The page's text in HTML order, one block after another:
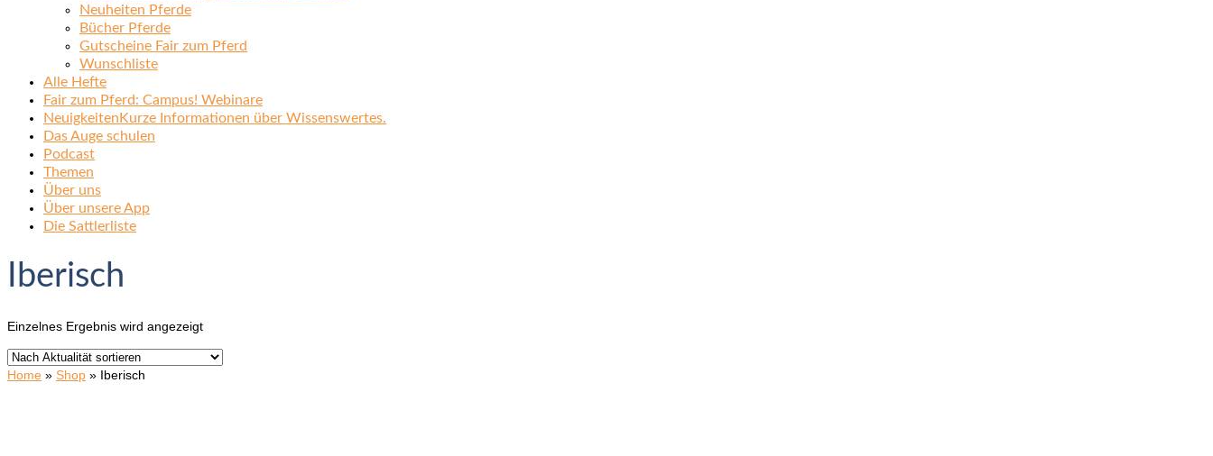
Neuheiten Pferde
Bücher Pferde
Gutscheine Fair zum Pferd
Wunschliste
Alle Hefte
Fair zum Pferd: Campus! Webinare
Neuigkeiten Kurze Informationen über Wissenswertes.
Das Auge schulen
Podcast
Themen
Über uns
Über unsere App
Die Sattlerliste
Iberisch
Einzelnes Ergebnis wird angezeigt
Home » Shop » Iberisch